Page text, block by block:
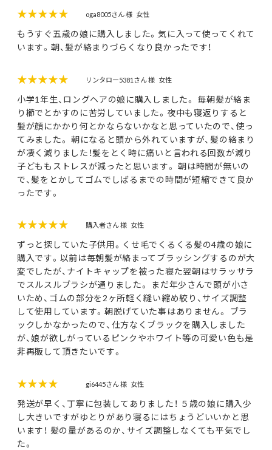
★★★★★ oga8005さん 様 女性
もうすぐ五歳の娘に購入しました。気に入って使ってくれて
います。朝、髪が絡まりづらくなり良かったです！
★★★★★ リンタロー5381さん 様 女性
小学1年生、ロングヘアの娘に購入しました。 毎朝髪が絡ま
り櫛でとかすのに苦労していました。夜中も寝返りすると
髪が顔にかかり何とかならないかなと思っていたので、使っ
てみました。 朝になると頭から外れていますが、髪の絡まり
が凄く減りました！髪をとく時に痛いと言われる回数が減り
子どももストレスが減ったと思います。 朝は時間が無いの
で、髪をとかしてゴムでしばるまでの時間が短縮できて良か
ったです。
★★★★★ 購入者さん 様 女性
ずっと探していた子供用。くせ毛でくるくる髪の4歳の娘に
購入です。以前は毎朝髪が絡まってブラッシングするのが大
変でしたが、ナイトキャップを被った寝た翌朝はサラッサラ
でスルスルブラシが通りました。 まだ年少さんで頭が小さ
いため、ゴムの部分を2ヶ所軽く縫い縮め絞り、サイズ調整
して使用しています。朝脱げていた事はありません。 ブラ
ックしかなかったので、仕方なくブラックを購入しました
が、娘が欲しがっているピンクやホワイト等の可愛い色も是
非再販して頂きたいです。
★★★★ gi6445さん 様 女性
発送が早く、丁寧に包装してありました！ ５歳の娘に購入少
し大きいですがゆとりがあり寝るにはちょうどいいかと思
います！ 髪の量があるのか、サイズ調整しなくても平気でし
た。